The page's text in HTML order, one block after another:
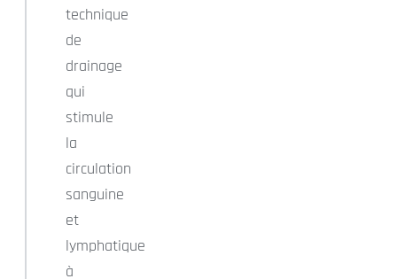
technique
de
drainage
qui
stimule
la
circulation
sanguine
et
lymphatique
à